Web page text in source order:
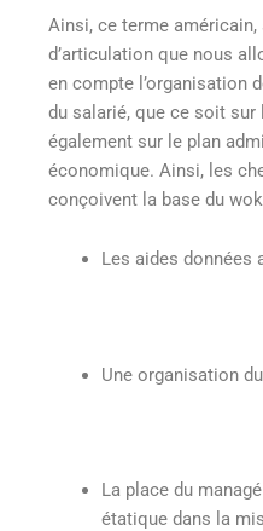
Ainsi, ce terme
d’articulation que nous
en compte l’organisation
du salarié, que ce soit
également sur le plan
économique. Ainsi, les
conçoivent la base du
Les aides données
Une organisation
La place du
étatique dans la